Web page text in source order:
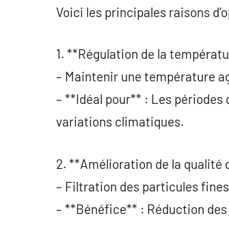
Voici les principales raisons
1. **Régulation de la
– Maintenir une température
– **Idéal pour** : Les
variations climatiques.
2. **Amélioration de la qualité
– Filtration des particules
– **Bénéfice** : Réduction